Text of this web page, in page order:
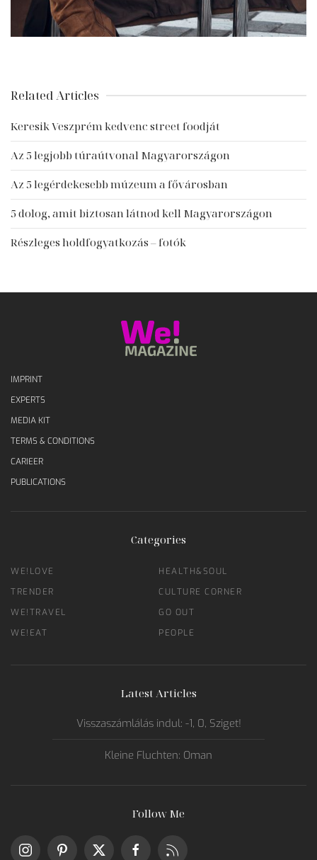
Related Articles
Keresik Veszprém kedvenc street foodját
Az 5 legjobb túraútvonal Magyarországon
Az 5 legérdekesebb múzeum a fővárosban
5 dolog, amit biztosan látnod kell Magyarországon
Részleges holdfogyatkozás – fotók
IMPRINT
EXPERTS
MEDIA KIT
TERMS & CONDITIONS
CARIEER
PUBLICATIONS
Categories
WE!LOVE
TRENDER
WE!TRAVEL
WE!EAT
HEALTH&SOUL
CULTURE CORNER
GO OUT
PEOPLE
Latest Articles
Visszaszámlálás indul: -1, 0, Sziget!
Kleine Fluchten: Oman
Follow Me